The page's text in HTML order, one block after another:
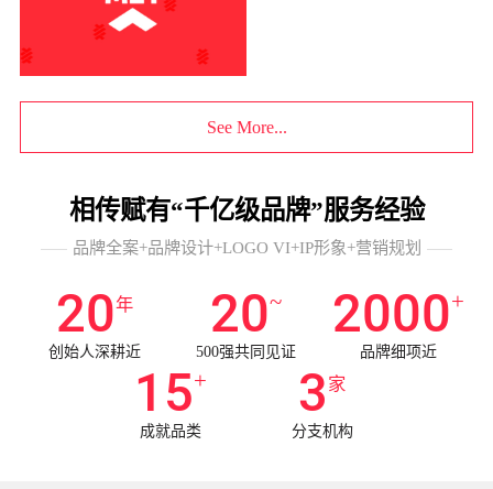
See More...
相传赋有“千亿级品牌”服务经验
品牌全案+品牌设计+LOGO VI+IP形象+营销规划
20年
创始人深耕近
20~
500强共同见证
2000+
品牌细项近
15+
成就品类
3 家
分支机构